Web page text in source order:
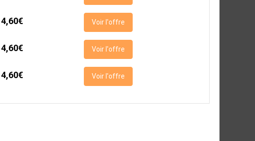
4,60€ Voir l'offre
4,60€ Voir l'offre
4,60€ Voir l'offre